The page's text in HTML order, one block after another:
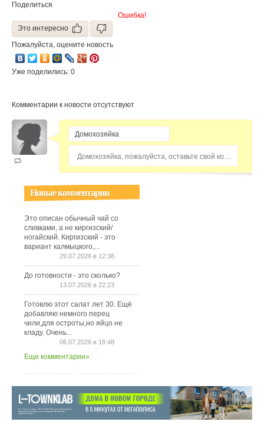
Поделиться
Ошибка!
Это интересно
Пожалуйста, оцените новость
Уже поделились: 0
Комментарии к новости отсутствуют
Домохозяйка, пожалуйста, оставьте свой комментарий...
Новые комментарии
Это описан обычный чай со
сливками, а не киргизский/
ногайский. Киргизский - это
вариант калмыцкого,...
29.07.2026 в 12:38
До готовности - это сколько?
13.07.2026 в 22:23
Готовлю этот салат лет 30. Ещё
добавляю немного перец
чили,для остроты,но яйцо не
кладу. Очень...
06.07.2026 в 18:48
Еще комментарии»